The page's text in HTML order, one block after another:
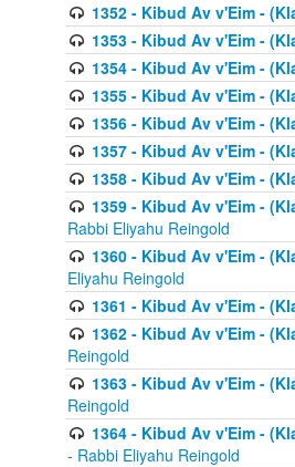
1352 - Kibud Av v'Eim -
1353 - Kibud Av v'Eim -
1354 - Kibud Av v'Eim -
1355 - Kibud Av v'Eim -
1356 - Kibud Av v'Eim -
1357 - Kibud Av v'Eim -
1358 - Kibud Av v'Eim -
1359 - Kibud Av v'Eim -
Rabbi Eliyahu Reingold
1360 - Kibud Av v'Eim -
Eliyahu Reingold
1361 - Kibud Av v'Eim -
1362 - Kibud Av v'Eim -
Reingold
1363 - Kibud Av v'Eim -
Reingold
1364 - Kibud Av v'Eim -
- Rabbi Eliyahu Reingold